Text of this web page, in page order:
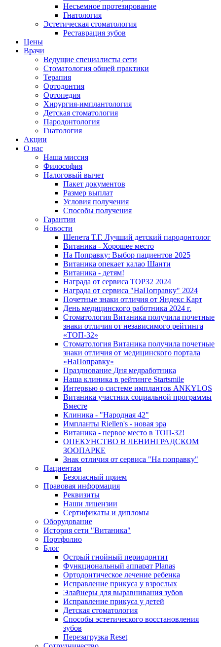
Несъемное протезирование
Гнатология
Эстетическая стоматология
Реставрация зубов
Цены
Врачи
Ведущие специалисты сети
Стоматология общей практики
Терапия
Ортодонтия
Ортопедия
Хирургия-имплантология
Детская стоматология
Пародонтология
Гнатология
Акции
О нас
Наша миссия
Философия
Налоговый вычет
Пакет документов
Размер выплат
Условия получения
Способы получения
Гарантии
Новости
Шепета Т.Г. Лучший детский пародонтолог
Витаника - Хорошее место
На Поправку: Выбор пациентов 2025
Витаника опекает калао Шанти
Витаника - детям!
Награда от сервиса TOP32 2024
Награда от сервиса "НаПоправку" 2024
Почетные знаки отличия от Яндекс Карт
День медицинского работника 2024 г.
Стоматология Витаника получила почетные
знаки отличия от независимого рейтинга
«ТОП-32»
Стоматология Витаника получила почетные
знаки отличия от медицинского портала
«НаПоправку»
Празднование Дня медработника
Наша клиника в рейтинге Startsmile
Интервью о системе имплантов ANKYLOS
Витаника участник социальной программы
Вместе
Клиника - "Народная 42"
Импланты Riellen's - новая эра
Витаника - первое место в ТОП-32!
ОПЕКУНСТВО В ЛЕНИНГРАДСКОМ
ЗООПАРКЕ
Знак отличия от сервиса "На поправку"
Пациентам
Безопасный прием
Правовая информация
Реквизиты
Наши лицензии
Сертификаты и дипломы
Оборудование
История сети "Витаника"
Портфолио
Блог
Острый гнойный периодонтит
Функциональный аппарат Planas
Ортодонтическое лечение ребенка
Исправление прикуса у взрослых
Элайнеры для выравнивания зубов
Исправление прикуса у детей
Детская стоматология
Способы эстетического восстановления
зубов
Перезагрузка Reset